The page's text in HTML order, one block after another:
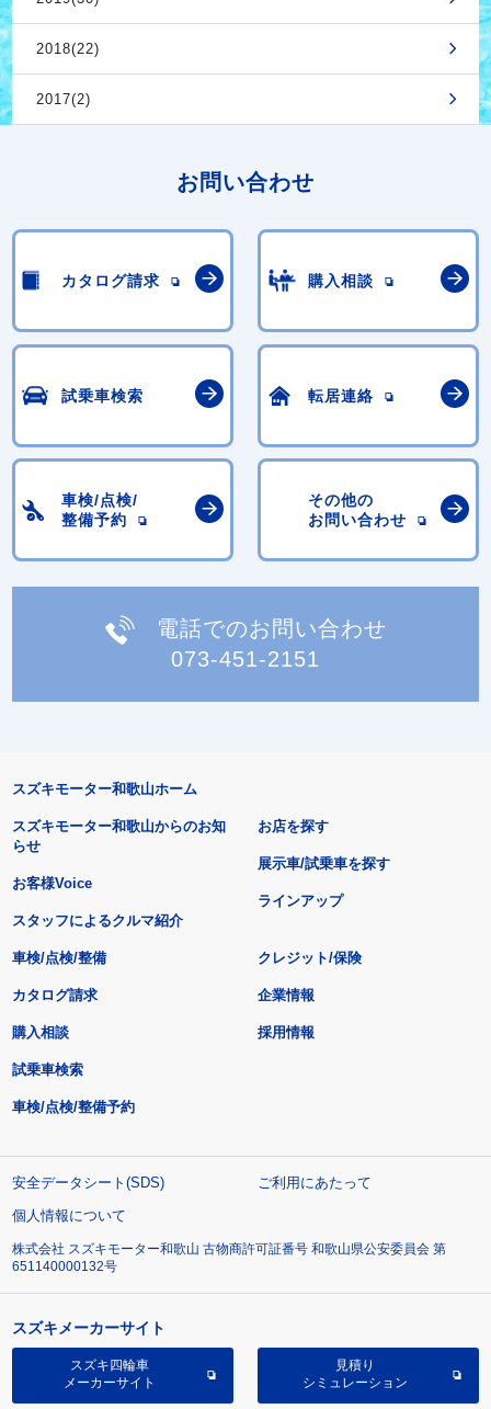
2018(22)
2017(2)
お問い合わせ
カタログ請求 購入相談
試乗車検索 転居連絡
車検/点検/
整備予約
その他の
お問い合わせ
電話でのお問い合わせ
073-451-2151
スズキモーター和歌山ホーム
スズキモーター和歌山からのお知
らせ
お客様Voice
スタッフによるクルマ紹介
お店を探す
展示車/試乗車を探す
ラインアップ
車検/点検/整備 クレジット/保険
カタログ請求
購入相談
試乗車検索
車検/点検/整備予約
企業情報
採用情報
安全データシート(SDS)
ご利用にあたって
個人情報について
株式会社 スズキモーター和歌山 古物商許可証番号 和歌山県公安委員会 第
651140000132号
スズキメーカーサイト
スズキ四輪車
メーカーサイト
見積り
シミュレーション